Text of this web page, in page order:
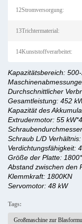
12Stromversorgung:
13Trichtermaterial:
14Kunststoffverarbeitet:
Kapazitätsbereich: 500-
Durchschnittlicher
Gesamtleistung: 452
Kapazität des
Extrudermotor: 55 kW*4
Schraub L/D Verhältnis:
Verdichtungsfähigkeit:
Größe der Platte:
Abstand zwischen den
Klemmkraft: 1800KN
Servomotor: 48 kW
Tags:
Großmaschine zur